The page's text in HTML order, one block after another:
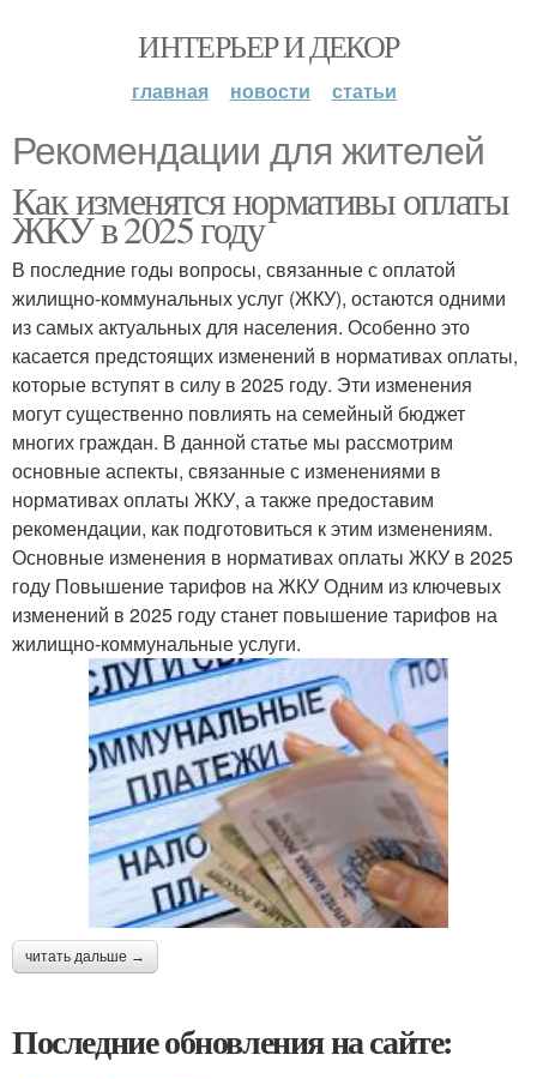
ИНТЕРЬЕР И ДЕКОР
главная новости статьи
Рекомендации для жителей
Как изменятся нормативы оплаты
ЖКУ в 2025 году
В последние годы вопросы, связанные с оплатой
жилищно-коммунальных услуг (ЖКУ), остаются одними
из самых актуальных для населения. Особенно это
касается предстоящих изменений в нормативах оплаты,
которые вступят в силу в 2025 году. Эти изменения
могут существенно повлиять на семейный бюджет
многих граждан. В данной статье мы рассмотрим
основные аспекты, связанные с изменениями в
нормативах оплаты ЖКУ, а также предоставим
рекомендации, как подготовиться к этим изменениям.
Основные изменения в нормативах оплаты ЖКУ в 2025
году Повышение тарифов на ЖКУ Одним из ключевых
изменений в 2025 году станет повышение тарифов на
жилищно-коммунальные услуги.
читать дальше →
Последние обновления на сайте: